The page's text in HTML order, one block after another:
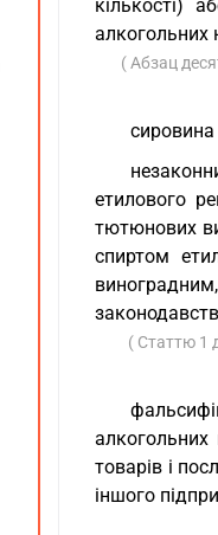
кількості)
алкогольних
( Абзац
сировина
етилового
тютюнових
спиртом
( Статтю 1
товарів і
іншого